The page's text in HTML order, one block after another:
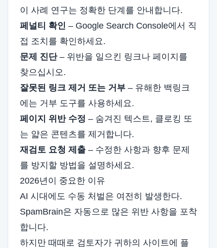
이 사례 연구는 정확한 단계를 안내합니다.
페널티 확인 – Google Search Console에서 직
접 조치를 확인하세요.
문제 진단– 위반을 일으킨 링크나 페이지를
찾으십시오.
잘못된 링크 제거 또는 거부 – 유해한 백링크
에는 거부 도구를 사용하세요.
페이지 위반 수정 – 숨겨진 텍스트, 클로킹 또
는 얇은 콘텐츠를 제거합니다.
재검토 요청 제출 – 수정한 사항과 향후 문제
를 방지할 방법을 설명하세요.
2026년이 중요한 이유
AI 시대에도 수동 처벌은 여전히 ​​발생한다.
SpamBrain은 자동으로 많은 위반 사항을 포착
합니다.
하지만 때때로 검토자가 귀하의 사이트에 플